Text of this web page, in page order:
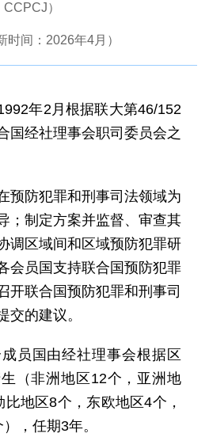
CCPCJ）
时间：2026年4月）
年2月根据联大第46/152
国经社理事会职司委员会之
预防犯罪和刑事司法领域为
；制定方案并监督、审查其
调区域间和区域预防犯罪研
会员国支持联合国预防犯罪
开联合国预防犯罪和刑事司
交的建议。
成员国由经社理事会根据区
（非洲地区12个，亚洲地
地区8个，东欧地区4个，
，任期3年。